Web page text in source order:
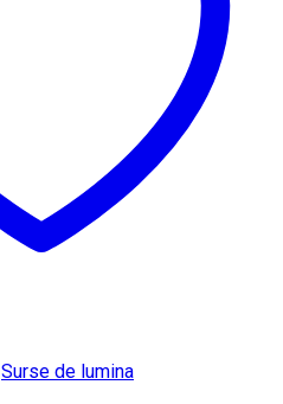
Surse de lumina